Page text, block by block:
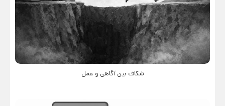
شکاف بین آگاهی و عمل